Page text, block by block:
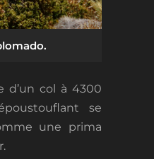
d’un col à 4300
se
une prima